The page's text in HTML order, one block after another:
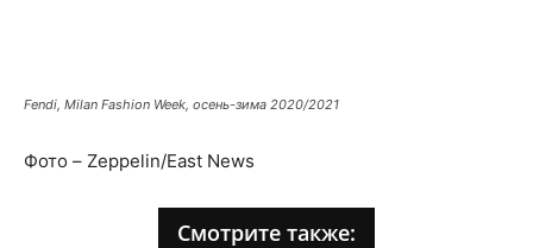
Fendi, Milan Fashion Week, осень-зима 2020/2021
Фото – Zeppelin/East News
Смотрите также: